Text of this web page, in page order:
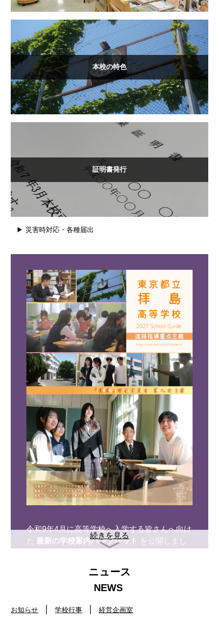
本校の特色
証明書発行
災害時対応・各種届出
令和9年4月に高等学校へ入学する皆さんへ向け
た 最新の学校案内パンフレット を公開しまし
ぜひご覧ください。
版はこちらからご覧いただけます
続きを見る
ニュース
お知らせ 学校行事 経営企画室